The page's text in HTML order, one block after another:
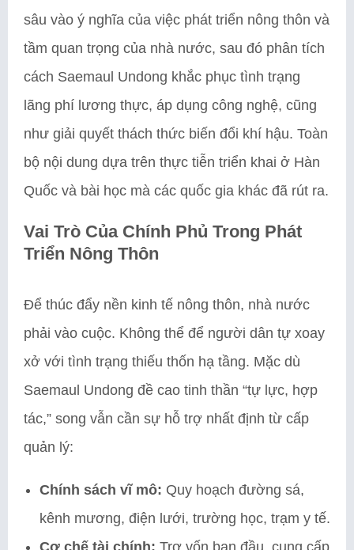
sâu vào ý nghĩa của việc phát triển nông thôn và
tầm quan trọng của nhà nước, sau đó phân tích
cách Saemaul Undong khắc phục tình trạng
lãng phí lương thực, áp dụng công nghệ, cũng
như giải quyết thách thức biến đổi khí hậu. Toàn
bộ nội dung dựa trên thực tiễn triển khai ở Hàn
Quốc và bài học mà các quốc gia khác đã rút ra.
Vai Trò Của Chính Phủ Trong Phát
Triển Nông Thôn
Để thúc đẩy nền kinh tế nông thôn, nhà nước
phải vào cuộc. Không thể để người dân tự xoay
xở với tình trạng thiếu thốn hạ tầng. Mặc dù
Saemaul Undong đề cao tinh thần “tự lực, hợp
tác,” song vẫn cần sự hỗ trợ nhất định từ cấp
quản lý:
Chính sách vĩ mô: Quy hoạch đường sá,
kênh mương, điện lưới, trường học, trạm y tế.
Cơ chế tài chính: Trợ vốn ban đầu, cung cấp